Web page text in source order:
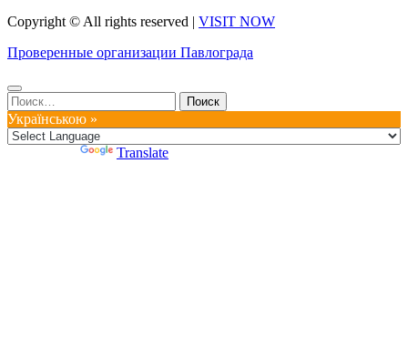
Copyright © All rights reserved | VISIT NOW
Проверенные организации Павлограда
Найти:
Українською »
Translate